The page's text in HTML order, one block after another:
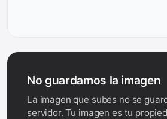
No guardamos la imagen
La imagen que subes no se
servidor. Tu imagen es tu